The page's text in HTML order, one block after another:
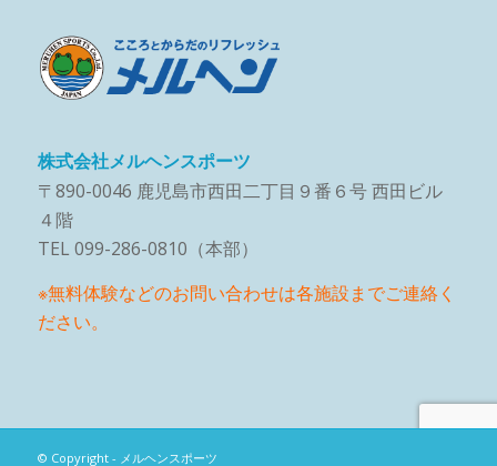
株式会社メルヘンスポーツ
〒890-0046 鹿児島市西田二丁目９番６号 西田ビル
４階
TEL 099-286-0810（本部）
※無料体験などのお問い合わせは各施設までご連絡く
ださい。
© Copyright - メルヘンスポーツ